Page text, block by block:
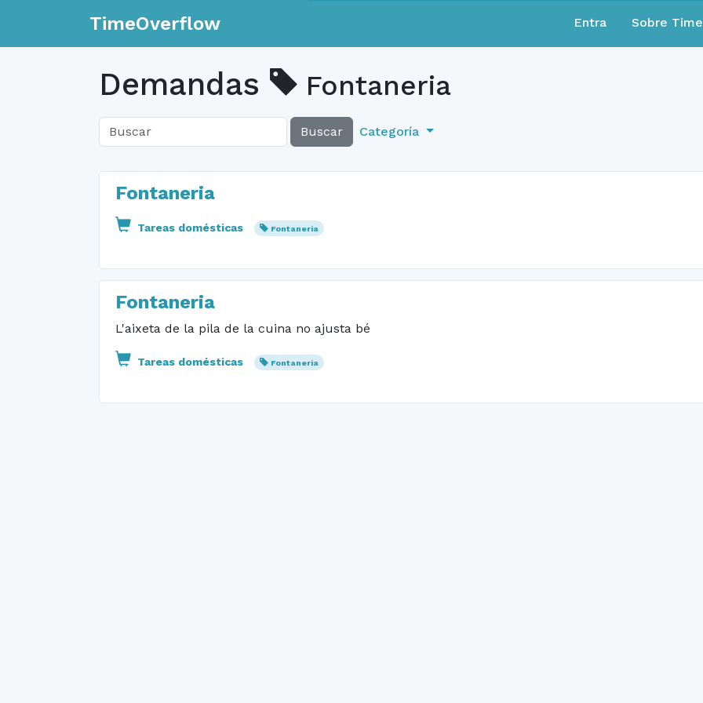
TimeOverflow Entra Sobre
Demandas Fontaneria
Buscar Categoría
Fontaneria
Tareas domésticas Fontaneria
Fontaneria
L'aixeta de la pila de la cuina no ajusta bé
Tareas domésticas Fontaneria